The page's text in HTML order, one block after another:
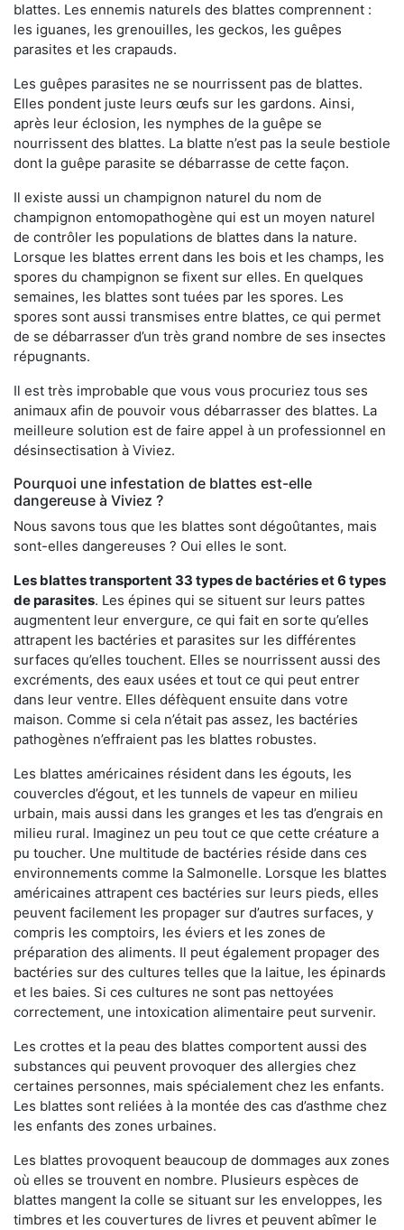
blattes. Les ennemis naturels des blattes comprennent :
les iguanes, les grenouilles, les geckos, les guêpes
parasites et les crapauds.
Les guêpes parasites ne se nourrissent pas de blattes.
Elles pondent juste leurs œufs sur les gardons. Ainsi,
après leur éclosion, les nymphes de la guêpe se
nourrissent des blattes. La blatte n’est pas la seule bestiole
dont la guêpe parasite se débarrasse de cette façon.
Il existe aussi un champignon naturel du nom de
champignon entomopathogène qui est un moyen naturel
de contrôler les populations de blattes dans la nature.
Lorsque les blattes errent dans les bois et les champs, les
spores du champignon se fixent sur elles. En quelques
semaines, les blattes sont tuées par les spores. Les
spores sont aussi transmises entre blattes, ce qui permet
de se débarrasser d’un très grand nombre de ses insectes
répugnants.
Il est très improbable que vous vous procuriez tous ses
animaux afin de pouvoir vous débarrasser des blattes. La
meilleure solution est de faire appel à un professionnel en
désinsectisation à Viviez.
Pourquoi une infestation de blattes est-elle
dangereuse à Viviez ?
Nous savons tous que les blattes sont dégoûtantes, mais
sont-elles dangereuses ? Oui elles le sont.
Les blattes transportent 33 types de bactéries et 6 types
de parasites. Les épines qui se situent sur leurs pattes
augmentent leur envergure, ce qui fait en sorte qu’elles
attrapent les bactéries et parasites sur les différentes
surfaces qu’elles touchent. Elles se nourrissent aussi des
excréments, des eaux usées et tout ce qui peut entrer
dans leur ventre. Elles défèquent ensuite dans votre
maison. Comme si cela n’était pas assez, les bactéries
pathogènes n’effraient pas les blattes robustes.
Les blattes américaines résident dans les égouts, les
couvercles d’égout, et les tunnels de vapeur en milieu
urbain, mais aussi dans les granges et les tas d’engrais en
milieu rural. Imaginez un peu tout ce que cette créature a
pu toucher. Une multitude de bactéries réside dans ces
environnements comme la Salmonelle. Lorsque les blattes
américaines attrapent ces bactéries sur leurs pieds, elles
peuvent facilement les propager sur d’autres surfaces, y
compris les comptoirs, les éviers et les zones de
préparation des aliments. Il peut également propager des
bactéries sur des cultures telles que la laitue, les épinards
et les baies. Si ces cultures ne sont pas nettoyées
correctement, une intoxication alimentaire peut survenir.
Les crottes et la peau des blattes comportent aussi des
substances qui peuvent provoquer des allergies chez
certaines personnes, mais spécialement chez les enfants.
Les blattes sont reliées à la montée des cas d’asthme chez
les enfants des zones urbaines.
Les blattes provoquent beaucoup de dommages aux zones
où elles se trouvent en nombre. Plusieurs espèces de
blattes mangent la colle se situant sur les enveloppes, les
timbres et les couvertures de livres et peuvent abîmer le